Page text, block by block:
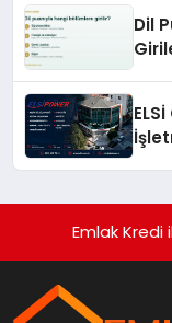
Dil
Emlak Kredi